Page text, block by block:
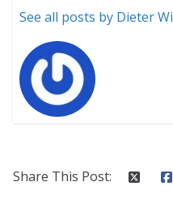
See all posts by Dieter
Share This Post: